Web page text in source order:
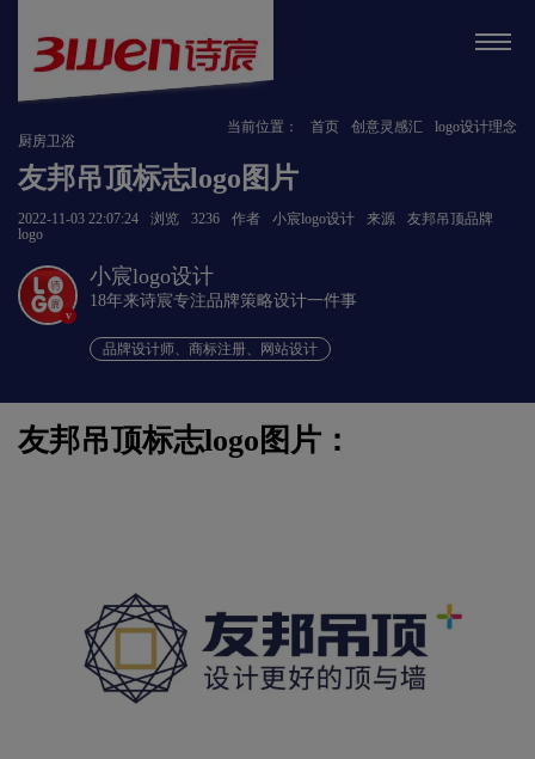
当前位置： 首页 创意灵感汇
logo设计理念
厨房卫浴
友邦吊顶标志logo图片
2022-11-03 22:07:24 浏览 3236 作者 小宸logo设计 来源
友邦吊顶品牌
logo
v
小宸logo设计
18年来诗宸专注品牌策略设计一件事
品牌设计师、商标注册、网站设计
友邦吊顶标志logo图片：